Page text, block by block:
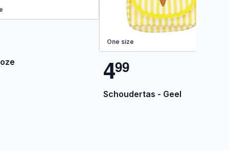
One size
499
Schoudertas - Geel